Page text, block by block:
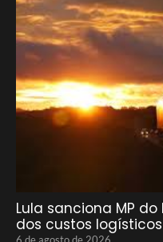
Lula sanciona MP
dos custos logísticos
6 de agosto de 2026